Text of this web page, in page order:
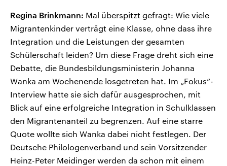
Regina Brinkmann: Mal überspitzt gefragt: Wie viele
Migrantenkinder verträgt eine Klasse, ohne dass ihre
Integration und die Leistungen der gesamten
Schülerschaft leiden? Um diese Frage dreht sich eine
Debatte, die Bundesbildungsministerin Johanna
Wanka am Wochenende losgetreten hat. Im „Fokus“-
Interview hatte sie sich dafür ausgesprochen, mit
Blick auf eine erfolgreiche Integration in Schulklassen
den Migrantenanteil zu begrenzen. Auf eine starre
Quote wollte sich Wanka dabei nicht festlegen. Der
Deutsche Philologenverband und sein Vorsitzender
Heinz-Peter Meidinger werden da schon mit einem